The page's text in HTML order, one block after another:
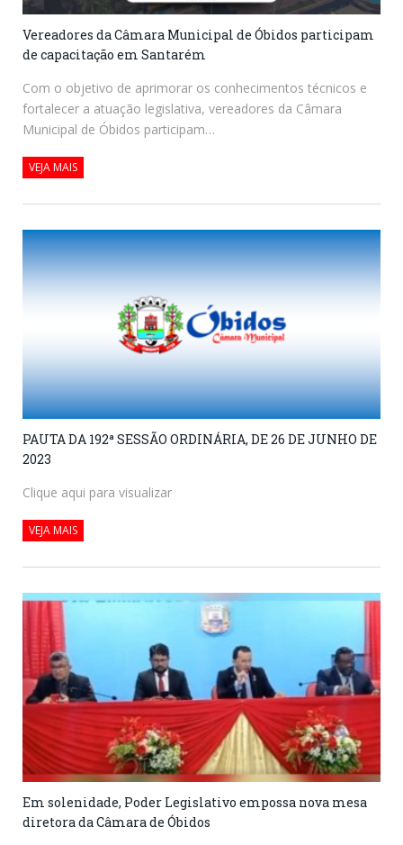
Vereadores da Câmara Municipal de Óbidos participam
de capacitação em Santarém
Com o objetivo de aprimorar os conhecimentos técnicos e
fortalecer a atuação legislativa, vereadores da Câmara
Municipal de Óbidos participam…
VEJA MAIS
PAUTA DA 192ª SESSÃO ORDINÁRIA, DE 26 DE JUNHO DE
2023
Clique aqui para visualizar
VEJA MAIS
Em solenidade, Poder Legislativo empossa nova mesa
diretora da Câmara de Óbidos